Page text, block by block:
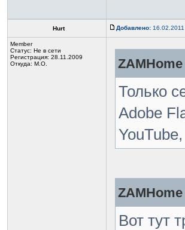
Hurt Добавлено:
Member
Статус: Не в сети
Регистрация: 28.11.2009
Откуда: М.О.
Только
Adobe
Вот тут